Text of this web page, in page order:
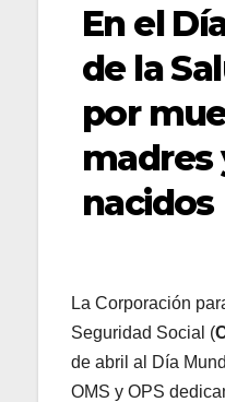
En el
de la
por
madres
nacidos
La Corporación
Seguridad Social (
de abril al Día
OMS y OPS